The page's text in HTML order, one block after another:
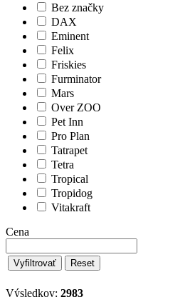
Bez značky
DAX
Eminent
Felix
Friskies
Furminator
Mars
Over ZOO
Pet Inn
Pro Plan
Tatrapet
Tetra
Tropical
Tropidog
Vitakraft
Cena
Vyfiltrovať Reset
Výsledkov: 2983